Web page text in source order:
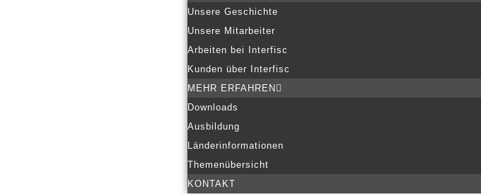
Unsere Geschichte
Unsere Mitarbeiter
Arbeiten bei Interfisc
Kunden über Interfisc
MEHR ERFAHREN
Downloads
Ausbildung
Länderinformationen
Themenübersicht
KONTAKT